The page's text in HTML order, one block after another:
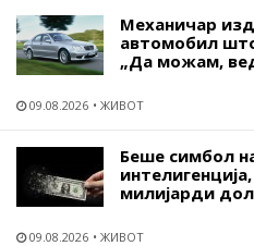
Механичар
автомобил
„Да можам,
09.08.2026 ЖИВОТ
Беше симбол
милијарди
09.08.2026 ЖИВОТ